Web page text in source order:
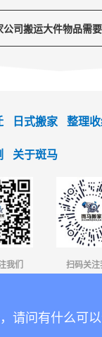
公司搬运大件物品需
日式搬家 整理
关于斑马
我们 扫码关注
务合作：
请问有什么可以